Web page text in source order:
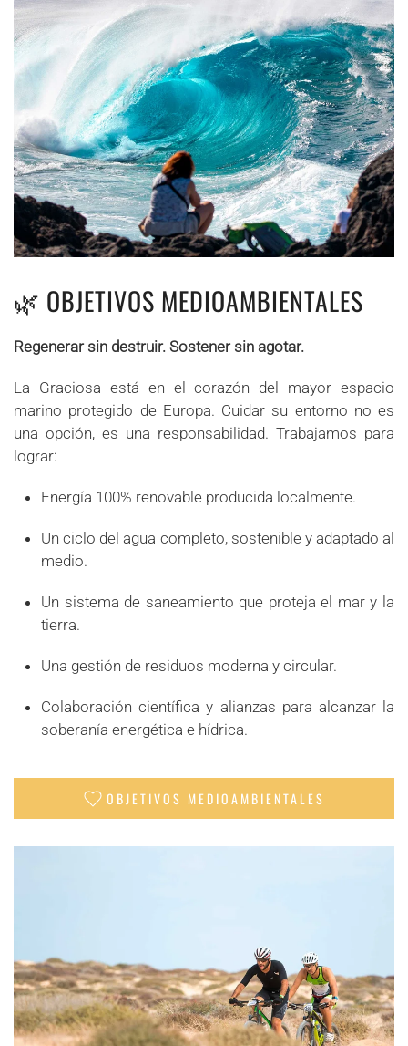
🌿 OBJETIVOS MEDIOAMBIENTALES
Regenerar sin destruir. Sostener sin agotar.
La Graciosa está en el corazón del mayor espacio
marino protegido de Europa. Cuidar su entorno no es
una opción, es una responsabilidad. Trabajamos para
lograr:
Energía 100% renovable producida localmente.
Un ciclo del agua completo, sostenible y adaptado al
medio.
Un sistema de saneamiento que proteja el mar y la
tierra.
Una gestión de residuos moderna y circular.
Colaboración científica y alianzas para alcanzar la
soberanía energética e hídrica.
OBJETIVOS MEDIOAMBIENTALES